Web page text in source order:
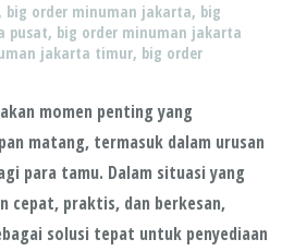
, big order minuman jakarta, big
pusat, big order minuman jakarta
jakarta timur, big order
momen penting yang
matang, termasuk dalam urusan
para tamu. Dalam situasi yang
cepat, praktis, dan berkesan,
solusi tepat untuk penyediaan